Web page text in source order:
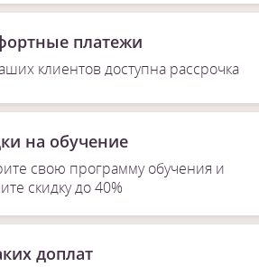
платежи
клиентов доступна рассрочка
на обучение
свою программу обучения и
скидку до 40%
доплат